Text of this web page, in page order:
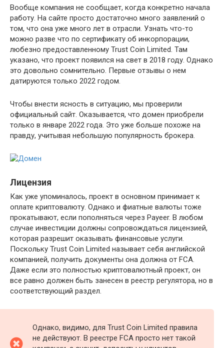
Вообще компания не сообщает, когда конкретно начала
работу. На сайте просто достаточно много заявлений о
том, что она уже много лет в отрасли. Узнать что-то
можно разве что по сертификату об инкорпорации,
любезно предоставленному Trust Coin Limited. Там
указано, что проект появился на свет в 2018 году. Однако
это довольно сомнительно. Первые отзывы о нем
датируются только 2022 годом.
Чтобы внести ясность в ситуацию, мы проверили
официальный сайт. Оказывается, что домен приобрели
только в январе 2022 года. Это уже больше похоже на
правду, учитывая небольшую популярность брокера.
Лицензия
Как уже упоминалось, проект в основном принимает к
оплате криптовалюту. Однако и фиатные валюты тоже
прокатывают, если пополняться через Payeer. В любом
случае инвестиции должны сопровождаться лицензией,
которая разрешит оказывать финансовые услуги.
Поскольку Trust Coin Limited называет себя английской
компанией, получить документы она должна от FCA.
Даже если это полностью криптовалютный проект, он
все равно должен быть занесен в реестр регулятора, но в
соответствующий раздел.
Однако, видимо, для Trust Coin Limited правила
не действуют. В реестре FCA просто нет такой